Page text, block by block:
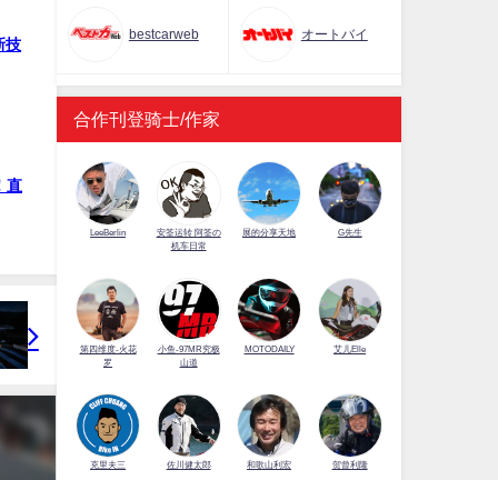
技
直
bestcarweb オートバイ
合作刊登骑士/作家
LeeBerlin
安筌运转 阿筌の
机车日常
展的分享天地 G先生
第四维度-火花
罗
小鱼-97MR究极
山道
MOTODAILY 艾儿Elle
克里夫三 佐川健太郎 和歌山利宏 贺曾利隆